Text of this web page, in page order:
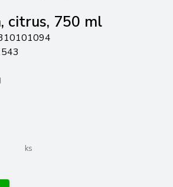
citrus, 750 ml
ks